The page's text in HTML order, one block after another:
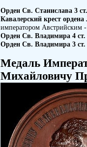
Орден Св. Станислава 3 ст.
Кавалерский крест ордена
императором Австрийским
Орден Св. Владимира 4 ст.
Орден Св. Владимира 3 ст.
Медаль
Михайловичу